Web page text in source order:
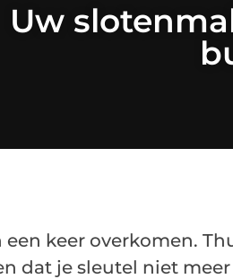
Uw
een keer overkomen.
dat je sleutel niet meer